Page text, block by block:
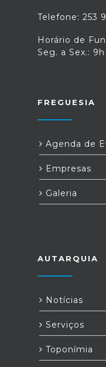
Telefone: 253
Horário de
Seg. a Sex.:
FREGUESIA
Agenda de
Empresas
Galeria
AUTARQUIA
Notícias
Serviços
Toponímia